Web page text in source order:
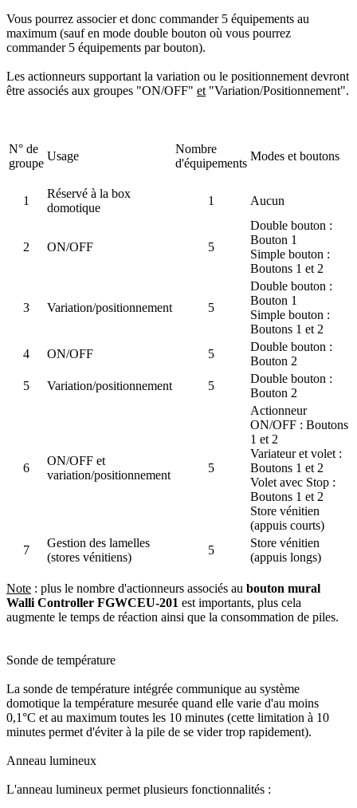
Vous pourrez associer et donc commander 5 équipements au
maximum (sauf en mode double bouton où vous pourrez
commander 5 équipements par bouton).
Les actionneurs supportant la variation ou le positionnement devront
être associés aux groupes "ON/OFF" et "Variation/Positionnement".
N° de
groupe
Usage
Nombre
d'équipements
Modes et boutons
1
Réservé à la box
domotique
1 Aucun
2 ON/OFF 5
Double bouton :
Bouton 1
Simple bouton :
Boutons 1 et 2
3 Variation/positionnement 5
Double bouton :
Bouton 1
Simple bouton :
Boutons 1 et 2
4
ON/OFF 5
Double bouton :
Bouton 2
5
Variation/positionnement 5
Double bouton :
Bouton 2
6
ON/OFF et
variation/positionnement
5
Actionneur
ON/OFF : Boutons
1 et 2
Variateur et volet :
Boutons 1 et 2
Volet avec Stop :
Boutons 1 et 2
Store vénitien
(appuis courts)
7
Gestion des lamelles
(stores vénitiens)
5
Store vénitien
(appuis longs)
Note : plus le nombre d'actionneurs associés au bouton mural
Walli Controller FGWCEU-201 est importants, plus cela
augmente le temps de réaction ainsi que la consommation de piles.
Sonde de température
La sonde de température intégrée communique au système
domotique la température mesurée quand elle varie d'au moins
0,1°C et au maximum toutes les 10 minutes (cette limitation à 10
minutes permet d'éviter à la pile de se vider trop rapidement).
Anneau lumineux
L'anneau lumineux permet plusieurs fonctionnalités :